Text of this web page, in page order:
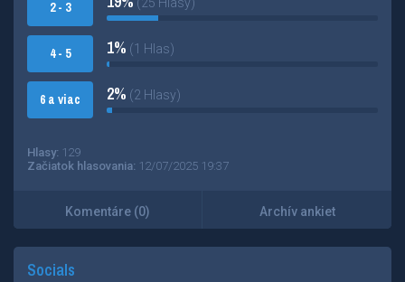
2 - 3
4 - 5
6 a viac
1% (1 Hlas)
2% (2 Hlasy)
Hlasy: 129
Začiatok hlasovania: 12/07/2025 19:37
Komentáre (0) Archív ankiet
Socials